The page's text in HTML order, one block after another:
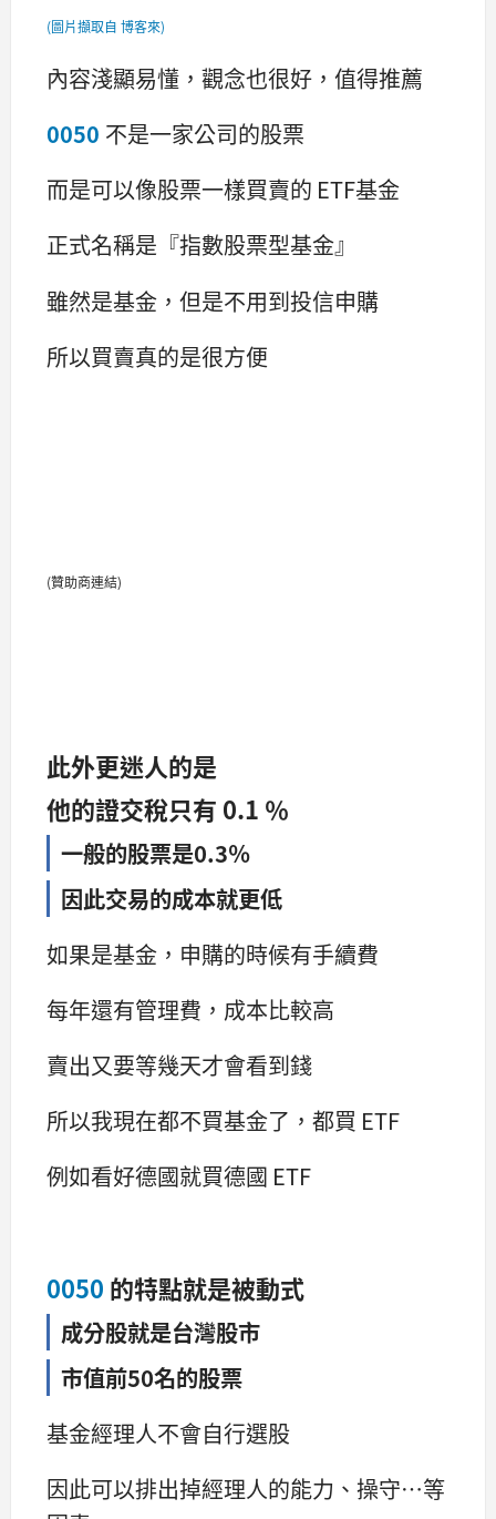
(圖片擷取自 博客來)
內容淺顯易懂，觀念也很好，值得推薦
0050 不是一家公司的股票
而是可以像股票一樣買賣的 ETF基金
正式名稱是『指數股票型基金』
雖然是基金，但是不用到投信申購
所以買賣真的是很方便
(贊助商連結)
此外更迷人的是
他的證交稅只有 0.1 ％
一般的股票是0.3％
因此交易的成本就更低
如果是基金，申購的時候有手續費
每年還有管理費，成本比較高
賣出又要等幾天才會看到錢
所以我現在都不買基金了，都買 ETF
例如看好德國就買德國 ETF
0050 的特點就是被動式
成分股就是台灣股市
市值前50名的股票
基金經理人不會自行選股
因此可以排出掉經理人的能力、操守…等